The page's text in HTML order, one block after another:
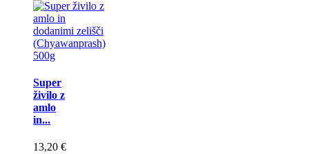
Super
živilo z
amlo
in...
13,20 €